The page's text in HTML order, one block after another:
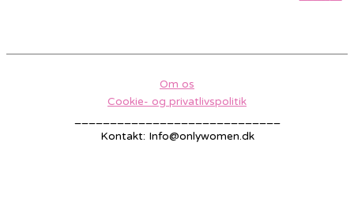
Om os
Cookie- og privatlivspolitik
Kontakt: Info@onlywomen.dk